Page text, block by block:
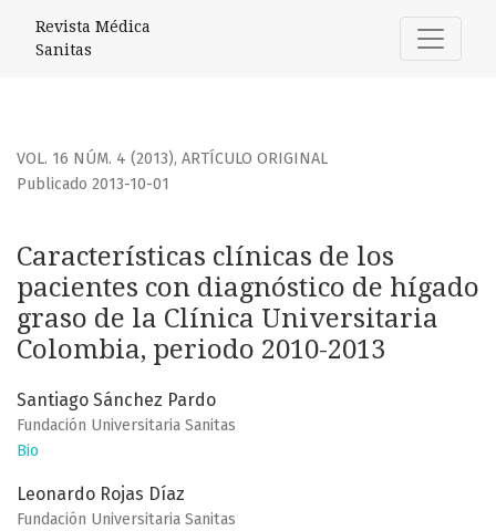
Características clínicas de los pacientes con diagnóstico
Revista Médica
Sanitas
VOL. 16 NÚM. 4 (2013), ARTÍCULO ORIGINAL
Características clínicas de los
pacientes con diagnóstico de hígado
graso de la Clínica Universitaria
Colombia, periodo 2010-2013
Publicado 2013-10-01
Santiago Sánchez Pardo
Fundación Universitaria Sanitas
Bio
Leonardo Rojas Díaz
Fundación Universitaria Sanitas